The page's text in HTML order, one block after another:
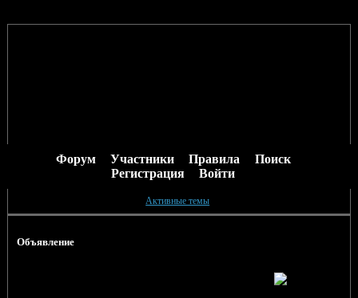
Форум Участники Правила
Поиск
Регистрация
Войти
Активные темы
Объявление